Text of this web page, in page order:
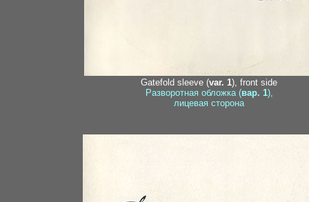
Gatefold sleeve (var. 1), front side
Разворотная обложка (вар. 1),
лицевая сторона